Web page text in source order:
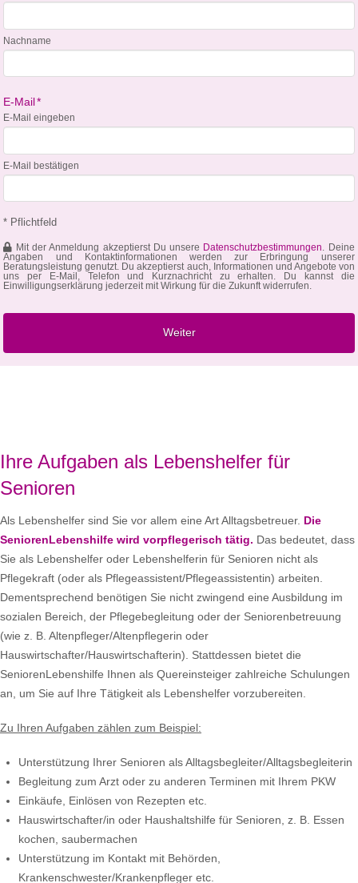
Nachname
E-Mail*
E-Mail eingeben
E-Mail bestätigen
* Pflichtfeld
Mit der Anmeldung akzeptierst Du unsere Datenschutzbestimmungen. Deine
Angaben und Kontaktinformationen werden zur Erbringung unserer
Beratungsleistung genutzt. Du akzeptierst auch, Informationen und Angebote von
uns per E-Mail, Telefon und Kurznachricht zu erhalten. Du kannst die
Einwilligungserklärung jederzeit mit Wirkung für die Zukunft widerrufen.
Ihre Aufgaben als Lebenshelfer für
Senioren
Als Lebenshelfer sind Sie vor allem eine Art Alltagsbetreuer. Die
SeniorenLebenshilfe wird vorpflegerisch tätig. Das bedeutet, dass
Sie als Lebenshelfer oder Lebenshelferin für Senioren nicht als
Pflegekraft (oder als Pflegeassistent/Pflegeassistentin) arbeiten.
Dementsprechend benötigen Sie nicht zwingend eine Ausbildung im
sozialen Bereich, der Pflegebegleitung oder der Seniorenbetreuung
(wie z. B. Altenpfleger/Altenpflegerin oder
Hauswirtschafter/Hauswirtschafterin). Stattdessen bietet die
SeniorenLebenshilfe Ihnen als Quereinsteiger zahlreiche Schulungen
an, um Sie auf Ihre Tätigkeit als Lebenshelfer vorzubereiten.
Zu Ihren Aufgaben zählen zum Beispiel:
Unterstützung Ihrer Senioren als Alltagsbegleiter/Alltagsbegleiterin
Begleitung zum Arzt oder zu anderen Terminen mit Ihrem PKW
Einkäufe, Einlösen von Rezepten etc.
Hauswirtschafter/in oder Haushaltshilfe für Senioren, z. B. Essen
kochen, saubermachen
Unterstützung im Kontakt mit Behörden,
Krankenschwester/Krankenpfleger etc.